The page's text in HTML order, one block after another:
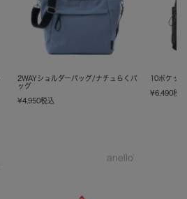
2WAYショルダーバッグ/ナチュらくバ
ッグ
¥4,950税込
10ポケッ
¥6,490税込